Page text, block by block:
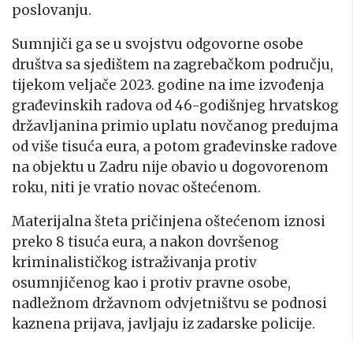
poslovanju.
Sumnjiči ga se u svojstvu odgovorne osobe
društva sa sjedištem na zagrebačkom području,
tijekom veljače 2023. godine na ime izvođenja
građevinskih radova od 46-godišnjeg hrvatskog
državljanina primio uplatu novčanog predujma
od više tisuća eura, a potom građevinske radove
na objektu u Zadru nije obavio u dogovorenom
roku, niti je vratio novac oštećenom.
Materijalna šteta pričinjena oštećenom iznosi
preko 8 tisuća eura, a nakon dovršenog
kriminalističkog istraživanja protiv
osumnjičenog kao i protiv pravne osobe,
nadležnom državnom odvjetništvu se podnosi
kaznena prijava, javljaju iz zadarske policije.